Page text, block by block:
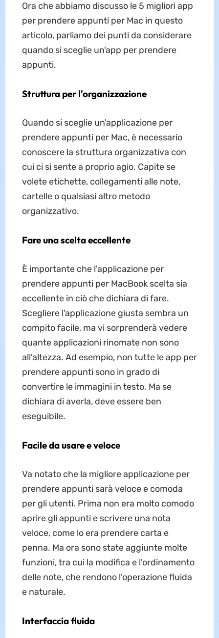
Ora che abbiamo discusso le 5 migliori app
per prendere appunti per Mac in questo
articolo, parliamo dei punti da considerare
quando si sceglie un'app per prendere
appunti.
Struttura per l'organizzazione
Quando si sceglie un'applicazione per
prendere appunti per Mac, è necessario
conoscere la struttura organizzativa con
cui ci si sente a proprio agio. Capite se
volete etichette, collegamenti alle note,
cartelle o qualsiasi altro metodo
organizzativo.
Fare una scelta eccellente
È importante che l'applicazione per
prendere appunti per MacBook scelta sia
eccellente in ciò che dichiara di fare.
Scegliere l'applicazione giusta sembra un
compito facile, ma vi sorprenderà vedere
quante applicazioni rinomate non sono
all'altezza. Ad esempio, non tutte le app per
prendere appunti sono in grado di
convertire le immagini in testo. Ma se
dichiara di averla, deve essere ben
eseguibile.
Facile da usare e veloce
Va notato che la migliore applicazione per
prendere appunti sarà veloce e comoda
per gli utenti. Prima non era molto comodo
aprire gli appunti e scrivere una nota
veloce, come lo era prendere carta e
penna. Ma ora sono state aggiunte molte
funzioni, tra cui la modifica e l'ordinamento
delle note, che rendono l'operazione fluida
e naturale.
Interfaccia fluida